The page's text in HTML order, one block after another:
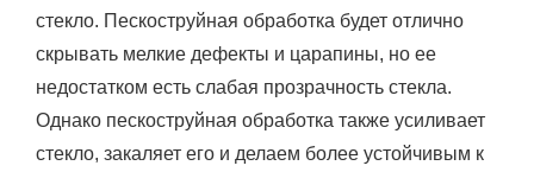
стекло. Пескоструйная обработка будет отлично
скрывать мелкие дефекты и царапины, но ее
недостатком есть слабая прозрачность стекла.
Однако пескоструйная обработка также усиливает
стекло, закаляет его и делаем более устойчивым к